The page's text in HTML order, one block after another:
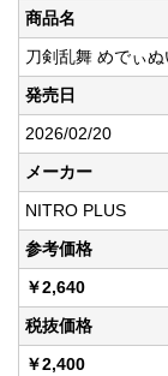
商品名
刀剣乱舞 めでぃ
発売日
2026/02/20
メーカー
NITRO PLUS
参考価格
￥2,640
税抜価格
￥2,400